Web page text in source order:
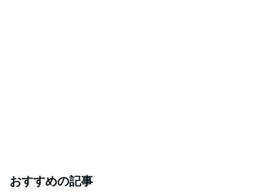
おすすめの記事